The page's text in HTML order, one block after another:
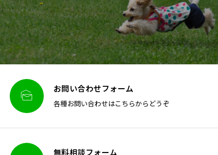
 お問い合わせフォーム
各種お問い合わせはこちらからどうぞ